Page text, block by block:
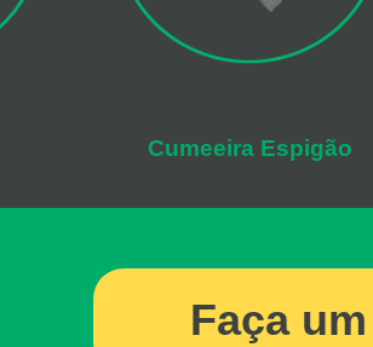
Cumeeira Espigão
Faça